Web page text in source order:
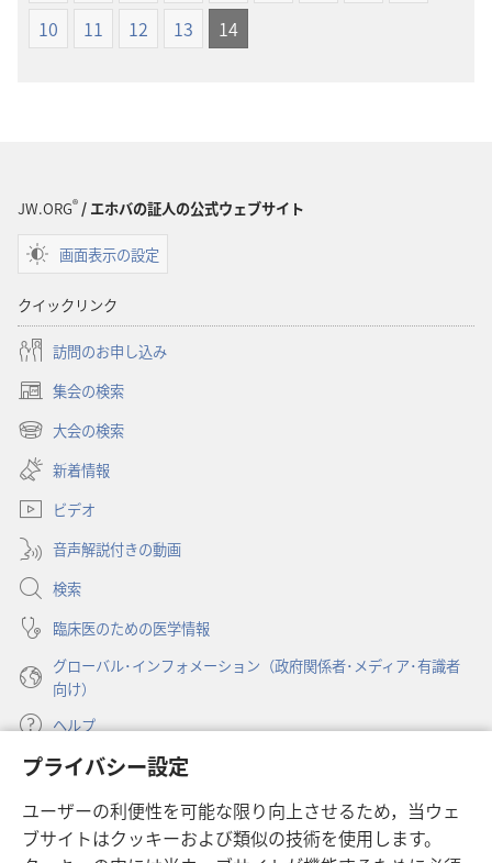
プライバシー設定
ユーザーの利便性を可能な限り向上させるため，当ウェ
ブサイトはクッキーおよび類似の技術を使用します。
10
11 12 13 14
JW.ORG®/ エホバの証人の公式ウェブサイト
画面表示の設定
クイックリンク
訪問のお申し込み
集会の検索
（新
し
タ
で
開
く）
大会の検索
（新
し
い
タ
ブ
で
開
く）
新着情報
ビデオ
音声解説付きの動画
検索
臨床医のための医学情報
グローバル･インフォメーション（政府関係者･メディア･有識者
向け）
ヘルプ
寄付
し
い
ものみの塔 オンライン・ライブラリー
（新